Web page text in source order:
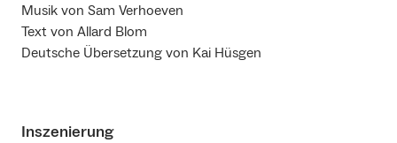
Musik von Sam Verhoeven
Text von Allard Blom
Deutsche Übersetzung von Kai Hüsgen
Inszenierung